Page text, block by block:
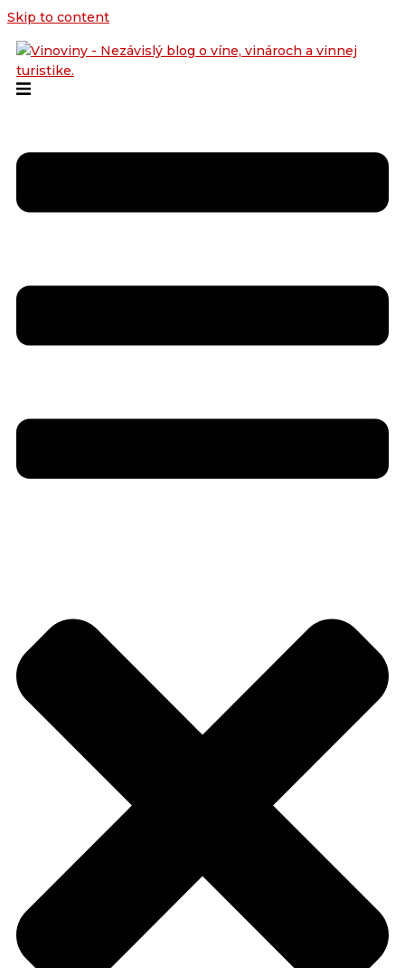
Skip to content